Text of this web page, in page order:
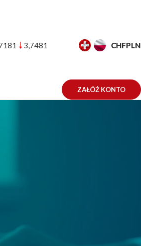
ZAŁÓŻ KONTO
4,6294 GBPPLN